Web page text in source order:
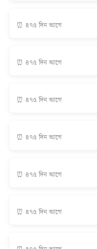
⏰ ৪৭৫ দিন আগে
⏰ ৪৭৫ দিন আগে
⏰ ৪৭৫ দিন আগে
⏰ ৪৭৫ দিন আগে
⏰ ৪৭৫ দিন আগে
⏰ ৪৭৫ দিন আগে